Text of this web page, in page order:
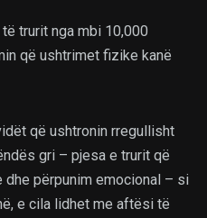
trurit nga mbi 10,000
që ushtrimet fizike kanë
që ushtronin rregullisht
gri – pjesa e trurit që
dhe përpunim emocional – si
e cila lidhet me aftësi të